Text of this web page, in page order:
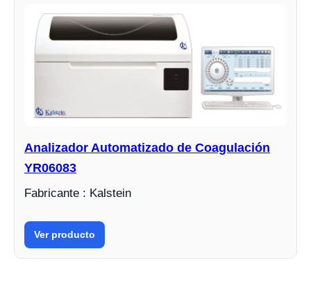
Analizador Automatizado de Coagulación
YR06083
Fabricante : Kalstein
Ver producto